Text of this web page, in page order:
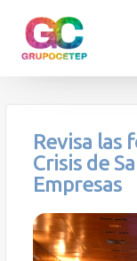
Revisa las
Crisis de
Empresas